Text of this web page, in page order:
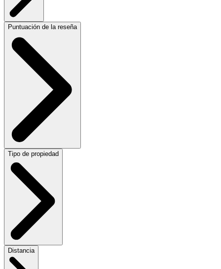
Puntuación de la reseña
Tipo de propiedad
Distancia